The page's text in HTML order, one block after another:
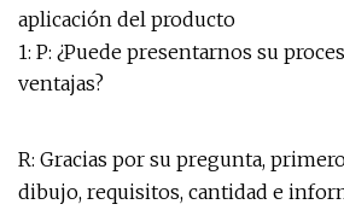
aplicación del producto
1: P: ¿Puede presentarnos su
ventajas?
R: Gracias por su pregunta,
dibujo, requisitos, cantidad e